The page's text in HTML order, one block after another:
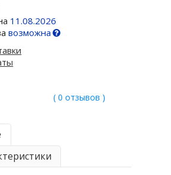
11.08.2026
возможна
( 0 отзывов )